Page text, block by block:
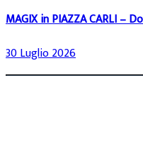
MAGIX in PIAZZA CARLI –
30 Luglio 2026